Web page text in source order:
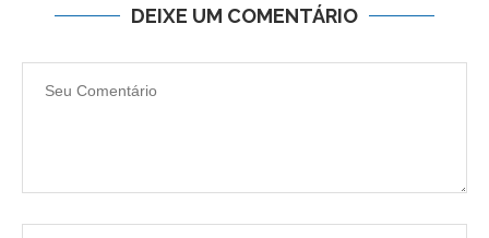
DEIXE UM COMENTÁRIO